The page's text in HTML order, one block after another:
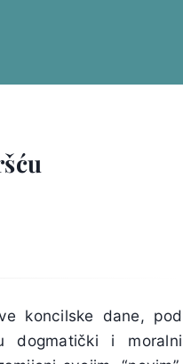
koncilske dane, pod
dogmatički i moralni